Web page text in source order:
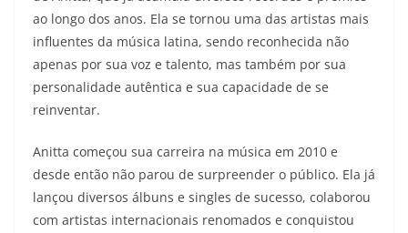
ao longo dos anos. Ela se tornou uma das artistas mais
influentes da música latina, sendo reconhecida não
apenas por sua voz e talento, mas também por sua
personalidade autêntica e sua capacidade de se
reinventar.
Anitta começou sua carreira na música em 2010 e
desde então não parou de surpreender o público. Ela já
lançou diversos álbuns e singles de sucesso, colaborou
com artistas internacionais renomados e conquistou